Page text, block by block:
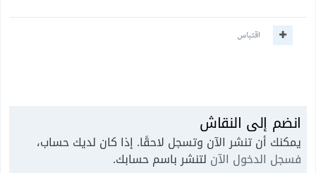
اقتباس
انضم إلى النقاش
يمكنك أن تنشر الآن وتسجل لاحقًا. إذا كان لديك حساب،
فسجل الدخول الآن لتنشر باسم حسابك.